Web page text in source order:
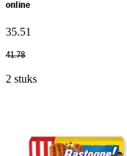
online
35.51
41.78
2 stuks